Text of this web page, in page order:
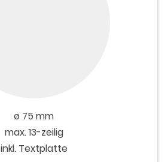
ø 75 mm
max. 13-zeilig
inkl. Textplatte